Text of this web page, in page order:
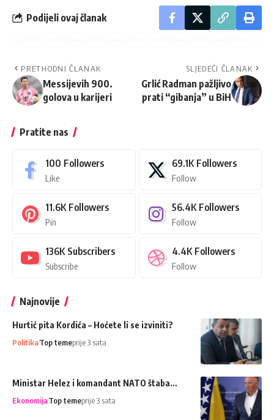
Podijeli ovaj članak
PRETHODNI ČLANAK
Messijevih 900.
golova u karijeri
SLJEDEĆI ČLANAK
Grlić Radman pažljivo
prati “gibanja” u BiH
Pratite nas
100 Followers
Like
69.1K Followers
Follow
11.6K Followers
Pin
56.4K Followers
Follow
136K Subscribers
Subscribe
4.4K Followers
Follow
Najnovije
Hurtić pita Kordića – Hoćete li se izviniti?
PolitikaTop temeprije 3 sata
Ministar Helez i komandant NATO štaba…
EkonomijaTop temeprije 3 sata